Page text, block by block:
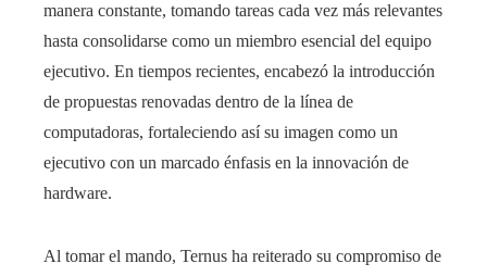
manera constante, tomando tareas cada vez más relevantes
hasta consolidarse como un miembro esencial del equipo
ejecutivo. En tiempos recientes, encabezó la introducción
de propuestas renovadas dentro de la línea de
computadoras, fortaleciendo así su imagen como un
ejecutivo con un marcado énfasis en la innovación de
hardware.
Al tomar el mando, Ternus ha reiterado su compromiso de